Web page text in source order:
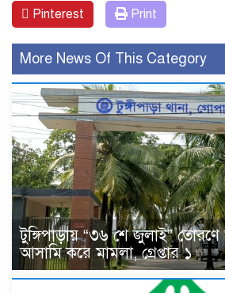
Pinterest Print
More News Of This Category
টুঙ্গিপাড়ায় “৩৬ শে জুলাই”
আসামি করে মামলা, গ্রেপ্তার ১